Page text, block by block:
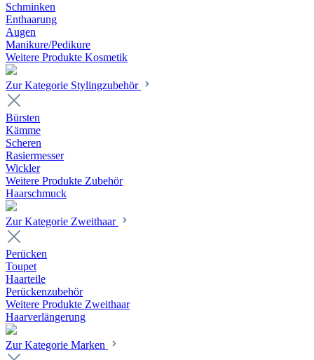
Schminken
Enthaarung
Augen
Manikure/Pedikure
Weitere Produkte Kosmetik
Zur Kategorie Stylingzubehör
Bürsten
Kämme
Scheren
Rasiermesser
Wickler
Weitere Produkte Zubehör
Haarschmuck
Zur Kategorie Zweithaar
Perücken
Toupet
Haarteile
Perückenzubehör
Weitere Produkte Zweithaar
Haarverlängerung
Zur Kategorie Marken